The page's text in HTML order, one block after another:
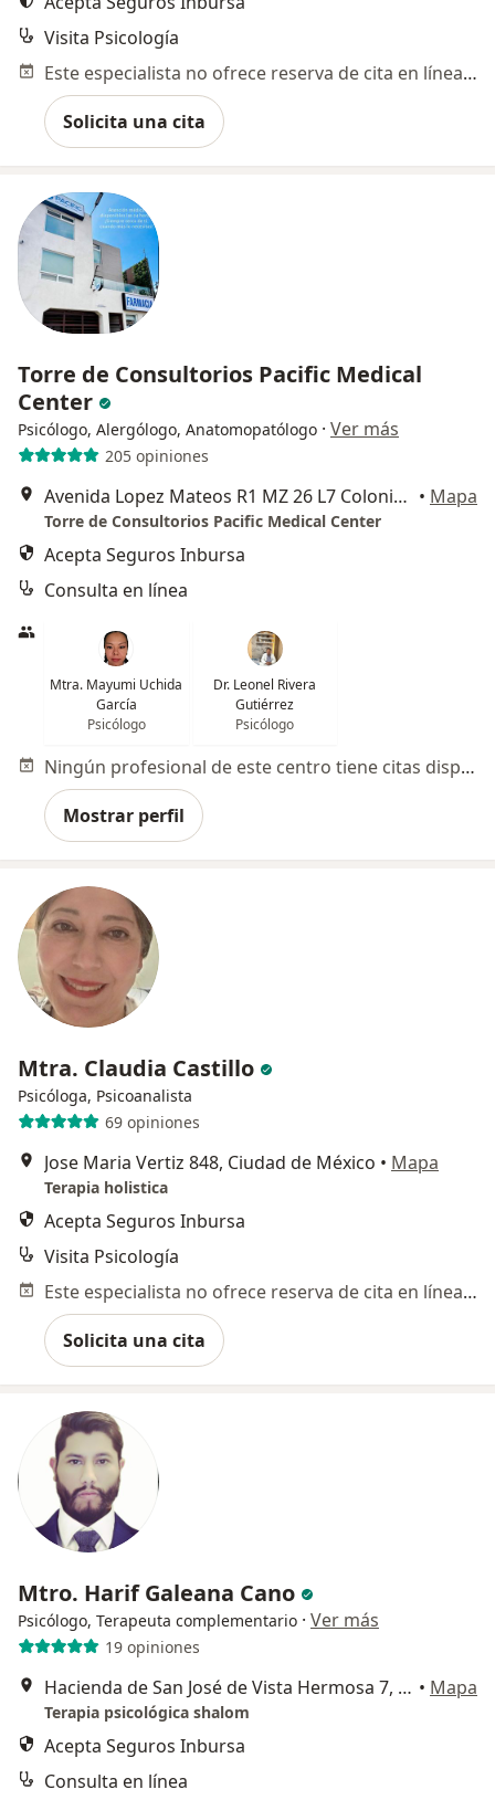
Visita Psicología
Este especialista no ofrece reserva de cita en línea en esta dirección.
Solicita una cita
Torre de Consultorios Pacific Medical
Center
Psicólogo, Alergólogo, Anatomopatólogo · Ver más
205 opiniones
Avenida Lopez Mateos R1 MZ 26 L7 Colonia La Popular, Ecatepec de Morelos • Mapa
Torre de Consultorios Pacific Medical Center
Acepta Seguros Inbursa
Consulta en línea
Mtra. Mayumi Uchida
García
Psicólogo
Dr. Leonel Rivera
Gutiérrez
Psicólogo
Ningún profesional de este centro tiene citas disponibles
Mostrar perfil
Mtra. Claudia Castillo
Psicóloga, Psicoanalista
69 opiniones
Jose Maria Vertiz 848, Ciudad de México • Mapa
Terapia holistica
Acepta Seguros Inbursa
Visita Psicología
Este especialista no ofrece reserva de cita en línea en esta dirección.
Solicita una cita
Mtro. Harif Galeana Cano
Psicólogo, Terapeuta complementario · Ver más
19 opiniones
Hacienda de San José de Vista Hermosa 7, Ciudad de México • Mapa
Terapia psicológica shalom
Acepta Seguros Inbursa
Consulta en línea